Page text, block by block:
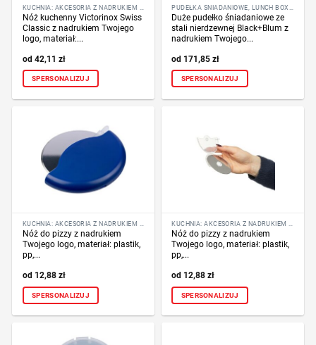
Nóż kuchenny Victorinox Swiss
Classic z nadrukiem Twojego
logo, materiał:...
42,11 zł
SPERSONALIZUJ
Duże pudełko śniadaniowe ze
stali nierdzewnej Black+Blum z
nadrukiem Twojego...
171,85zł
SPERSONALIZUJ
Nóż do pizzy z nadrukiem
Twojego logo, materiał: plastik,
pp,...
12,88 zł
SPERSONALIZUJ
Nóż do pizzy z nadrukiem
Twojego logo, materiał: plastik,
pp,...
12,88zł
SPERSONALIZUJ